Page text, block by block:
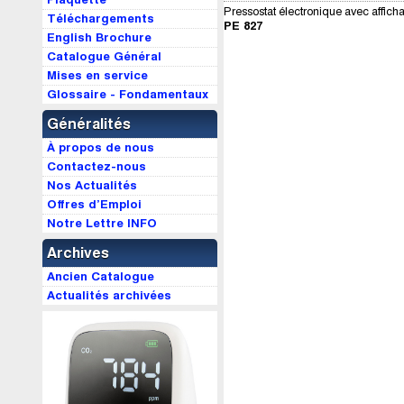
Téléchargements
English Brochure
Catalogue Général
Mises en service
Glossaire - Fondamentaux
Généralités
À propos de nous
Contactez-nous
Nos Actualités
Offres d’Emploi
Notre Lettre INFO
Archives
Ancien Catalogue
Actualités archivées
Pressostat électronique avec
PE 827